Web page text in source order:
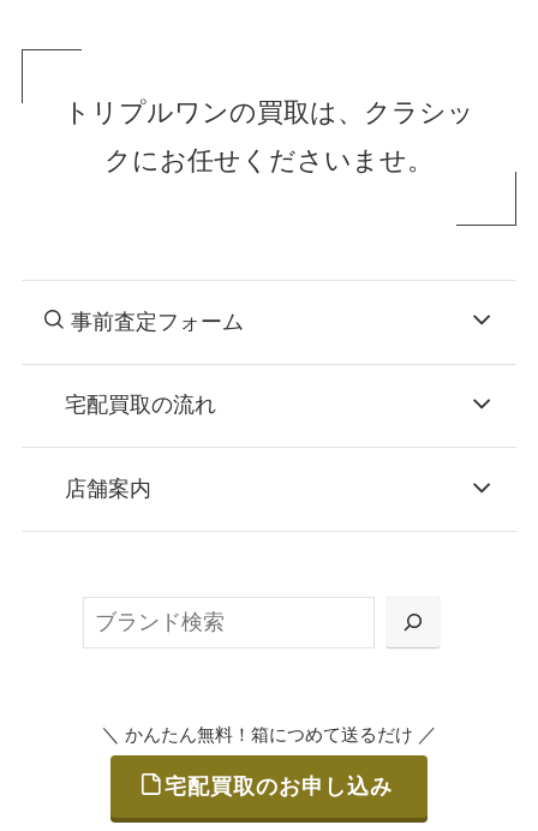
トリプルワンの買取は、クラシッ
クにお任せくださいませ。
事前査定フォーム
宅配買取の流れ
お申込み
または梱包材不要の「集荷申込」からお選び
ご発送
店舗案内
＼ かんたん無料！箱につめて送るだけ ／
宅配買取のお申し込み